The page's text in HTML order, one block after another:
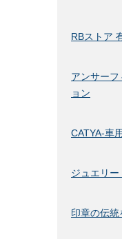
RBストア
アンサー
ョン
CATYA-車
ジュエリ
印章の伝